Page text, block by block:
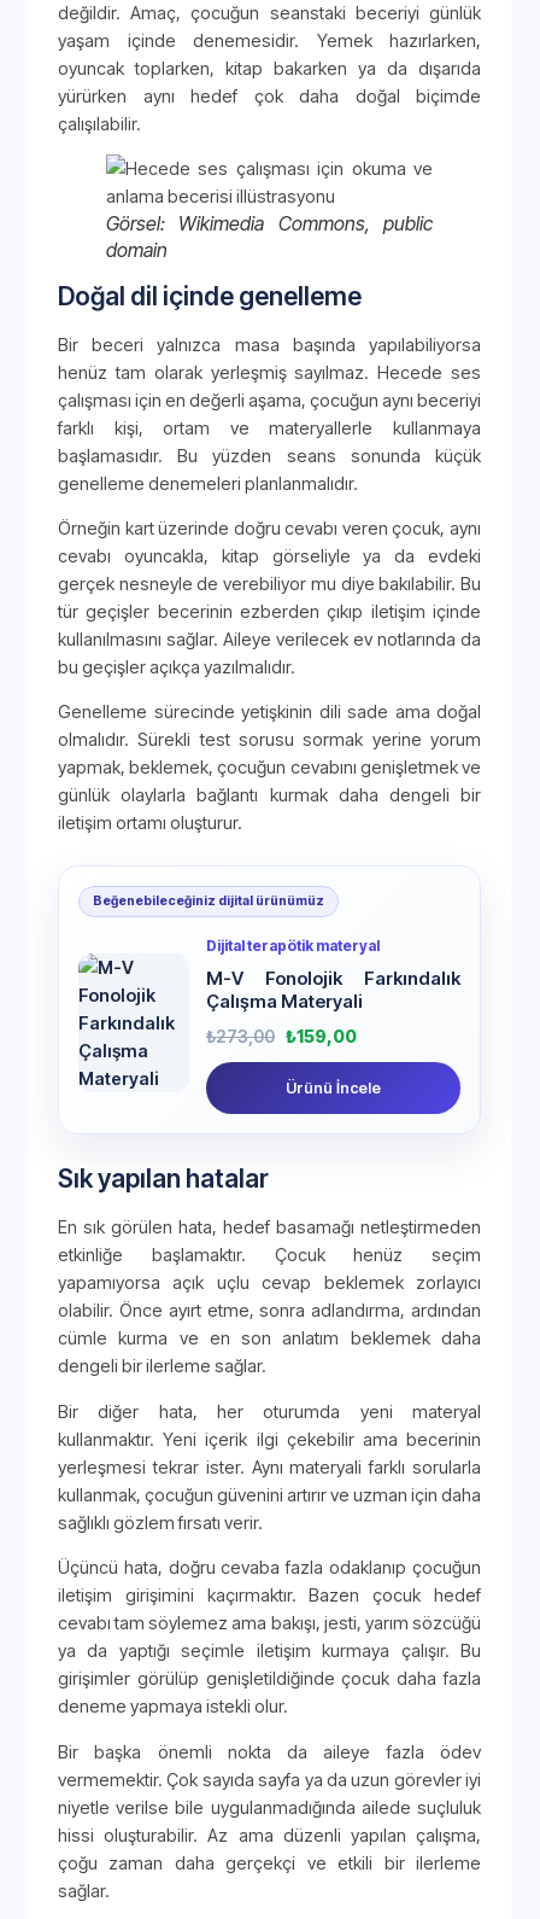
değildir. Amaç, çocuğun seanstaki beceriyi günlük
yaşam içinde denemesidir. Yemek hazırlarken,
oyuncak toplarken, kitap bakarken ya da dışarıda
yürürken aynı hedef çok daha doğal biçimde
çalışılabilir.
Görsel: Wikimedia Commons, public
domain
Doğal dil içinde genelleme
Bir beceri yalnızca masa başında yapılabiliyorsa
henüz tam olarak yerleşmiş sayılmaz. Hecede ses
çalışması için en değerli aşama, çocuğun aynı beceriyi
farklı kişi, ortam ve materyallerle kullanmaya
başlamasıdır. Bu yüzden seans sonunda küçük
genelleme denemeleri planlanmalıdır.
Örneğin kart üzerinde doğru cevabı veren çocuk, aynı
cevabı oyuncakla, kitap görseliyle ya da evdeki
gerçek nesneyle de verebiliyor mu diye bakılabilir. Bu
tür geçişler becerinin ezberden çıkıp iletişim içinde
kullanılmasını sağlar. Aileye verilecek ev notlarında da
bu geçişler açıkça yazılmalıdır.
Genelleme sürecinde yetişkinin dili sade ama doğal
olmalıdır. Sürekli test sorusu sormak yerine yorum
yapmak, beklemek, çocuğun cevabını genişletmek ve
günlük olaylarla bağlantı kurmak daha dengeli bir
iletişim ortamı oluşturur.
Beğenebileceğiniz dijital ürünümüz
Dijital terapötik materyal
M-V Fonolojik Farkındalık
Çalışma Materyali
₺273,00 ₺159,00
Ürünü İncele
Sık yapılan hatalar
En sık görülen hata, hedef basamağı netleştirmeden
etkinliğe başlamaktır. Çocuk henüz seçim
yapamıyorsa açık uçlu cevap beklemek zorlayıcı
olabilir. Önce ayırt etme, sonra adlandırma, ardından
cümle kurma ve en son anlatım beklemek daha
dengeli bir ilerleme sağlar.
Bir diğer hata, her oturumda yeni materyal
kullanmaktır. Yeni içerik ilgi çekebilir ama becerinin
yerleşmesi tekrar ister. Aynı materyali farklı sorularla
kullanmak, çocuğun güvenini artırır ve uzman için daha
sağlıklı gözlem fırsatı verir.
Üçüncü hata, doğru cevaba fazla odaklanıp çocuğun
iletişim girişimini kaçırmaktır. Bazen çocuk hedef
cevabı tam söylemez ama bakışı, jesti, yarım sözcüğü
ya da yaptığı seçimle iletişim kurmaya çalışır. Bu
girişimler görülüp genişletildiğinde çocuk daha fazla
deneme yapmaya istekli olur.
Bir başka önemli nokta da aileye fazla ödev
vermemektir. Çok sayıda sayfa ya da uzun görevler iyi
niyetle verilse bile uygulanmadığında ailede suçluluk
hissi oluşturabilir. Az ama düzenli yapılan çalışma,
çoğu zaman daha gerçekçi ve etkili bir ilerleme
sağlar.